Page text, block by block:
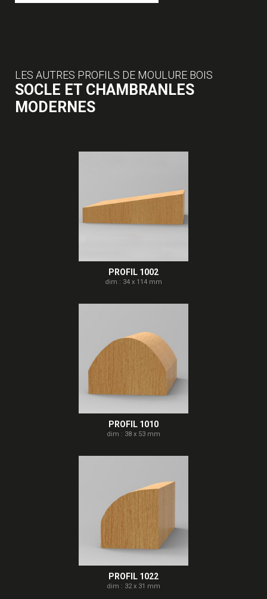
LES AUTRES PROFILS DE MOULURE BOIS
SOCLE ET CHAMBRANLES
MODERNES
PROFIL 1002
dim : 34 x 114 mm
PROFIL 1010
dim : 38 x 53 mm
PROFIL 1022
dim : 32 x 31 mm